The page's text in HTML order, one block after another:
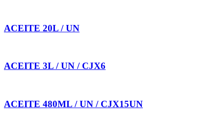
ACEITE 20L / UN
ACEITE 3L / UN / CJX6
ACEITE 480ML / UN / CJX15UN